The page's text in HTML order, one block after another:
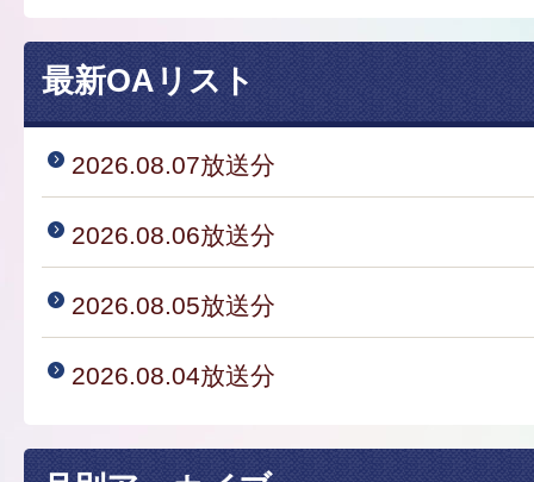
最新OAリスト
2026.08.07放送分
2026.08.06放送分
2026.08.05放送分
2026.08.04放送分